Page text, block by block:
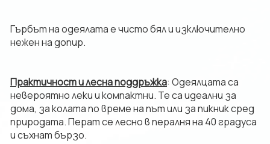
Гърбът на одеялата е чисто бял и изключително
нежен на допир.
​Практичност и лесна поддръжка: Одеялцата са
невероятно леки и компактни. Те са идеални за
дома, за колата по време на път или за пикник сред
природата. Перат се лесно в пералня на 40 градуса
и съхнат бързо.